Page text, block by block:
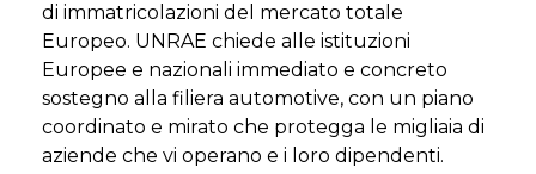
di immatricolazioni del mercato totale
Europeo. UNRAE chiede alle istituzioni
Europee e nazionali immediato e concreto
sostegno alla filiera automotive, con un piano
coordinato e mirato che protegga le migliaia di
aziende che vi operano e i loro dipendenti.